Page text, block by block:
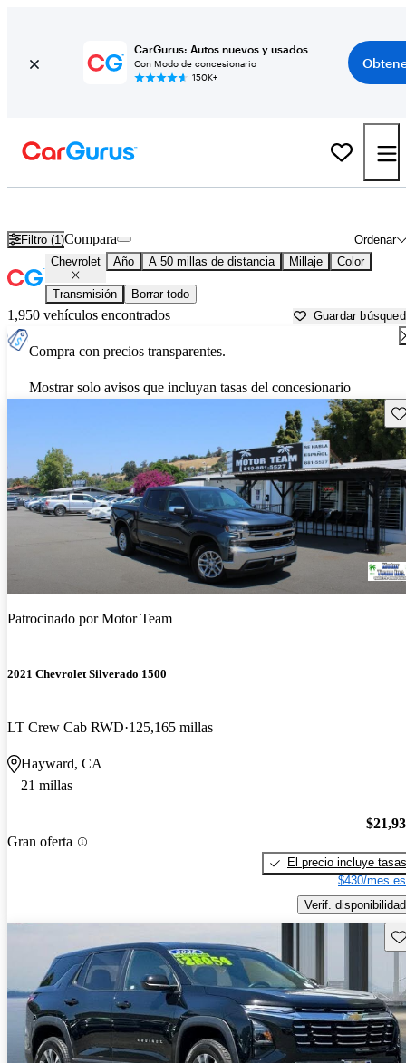
CarGurus: Autos nuevos y usados
Con Modo de concesionario
150K+
Filtro (1) Ordenar
Compara
Chevrolet Año A 50 millas de distancia Millaje Color
Transmisión Borrar todo
1,950 vehículos encontrados Guardar
Compra con precios transparentes.
Mostrar solo avisos que incluyan tasas del concesionario
Patrocinado porMotor Team
2021 Chevrolet Silverado 1500
LT Crew Cab RWD 125,165 millas
Hayward, CA
21 millas
Gran oferta
El precio incluye tasas
$430/mes
Verif. disponibilidad